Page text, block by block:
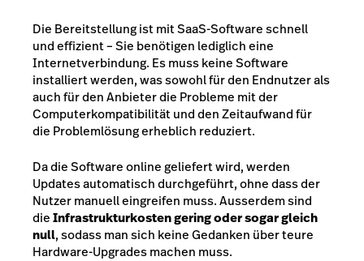
Die Bereitstellung ist mit SaaS-Software schnell
und effizient – Sie benötigen lediglich eine
Internetverbindung. Es muss keine Software
installiert werden, was sowohl für den Endnutzer als
auch für den Anbieter die Probleme mit der
Computerkompatibilität und den Zeitaufwand für
die Problemlösung erheblich reduziert.
Da die Software online geliefert wird, werden
Updates automatisch durchgeführt, ohne dass der
Nutzer manuell eingreifen muss. Ausserdem sind
dieInfrastrukturkosten gering oder sogar gleich
null, sodass man sich keine Gedanken über teure
Hardware-Upgrades machen muss.